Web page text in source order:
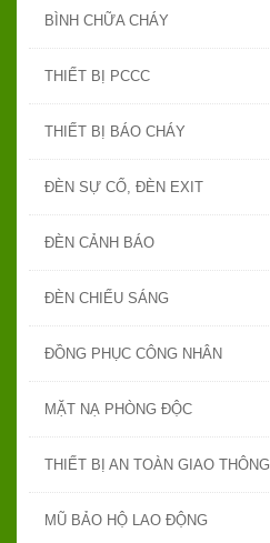
BÌNH CHỮA CHÁY
THIẾT BỊ PCCC
THIẾT BỊ BÁO CHÁY
ĐÈN SỰ CỐ, ĐÈN EXIT
ĐÈN CẢNH BÁO
ĐÈN CHIẾU SÁNG
ĐỒNG PHỤC CÔNG NHÂN
MẶT NẠ PHÒNG ĐỘC
THIẾT BỊ AN TOÀN GIAO THÔNG
MŨ BẢO HỘ LAO ĐỘNG